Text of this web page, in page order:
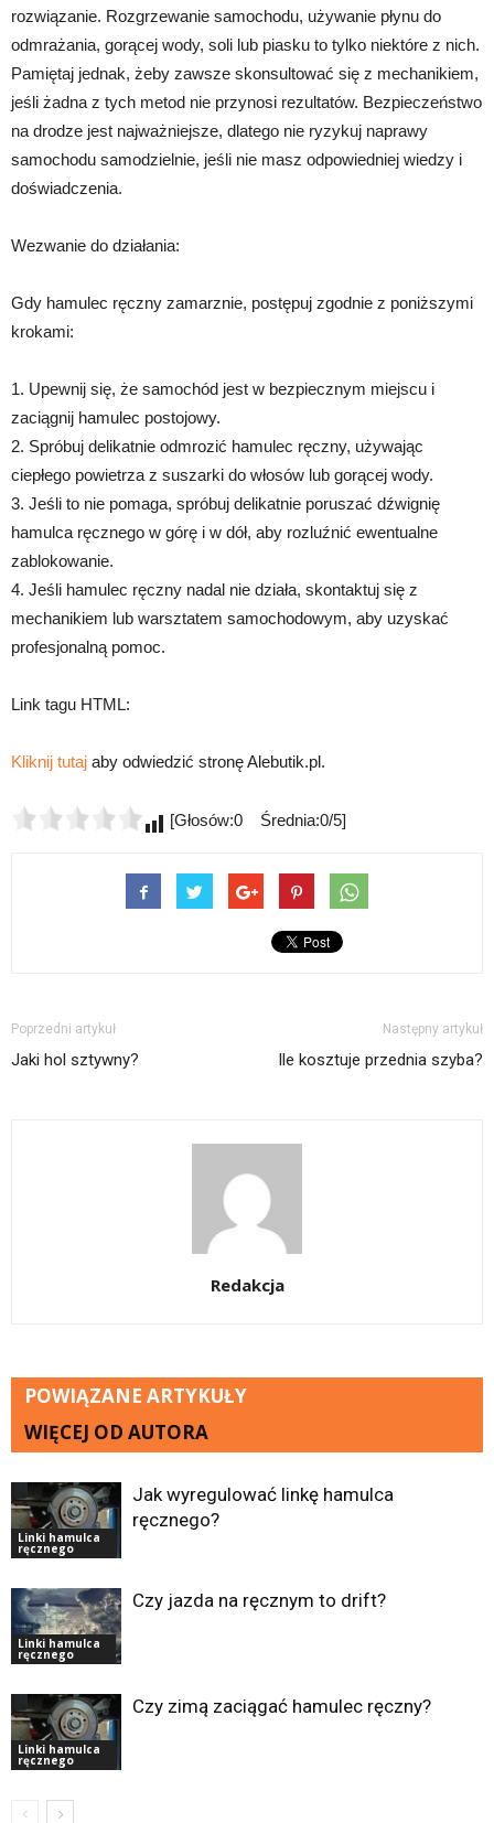
rozwiązanie. Rozgrzewanie samochodu, używanie płynu do
odmrażania, gorącej wody, soli lub piasku to tylko niektóre z nich.
Pamiętaj jednak, żeby zawsze skonsultować się z mechanikiem,
jeśli żadna z tych metod nie przynosi rezultatów. Bezpieczeństwo
na drodze jest najważniejsze, dlatego nie ryzykuj naprawy
samochodu samodzielnie, jeśli nie masz odpowiedniej wiedzy i
doświadczenia.
Wezwanie do działania:
Gdy hamulec ręczny zamarznie, postępuj zgodnie z poniższymi
krokami:
1. Upewnij się, że samochód jest w bezpiecznym miejscu i
zaciągnij hamulec postojowy.
2. Spróbuj delikatnie odmrozić hamulec ręczny, używając
ciepłego powietrza z suszarki do włosów lub gorącej wody.
3. Jeśli to nie pomaga, spróbuj delikatnie poruszać dźwignię
hamulca ręcznego w górę i w dół, aby rozluźnić ewentualne
zablokowanie.
4. Jeśli hamulec ręczny nadal nie działa, skontaktuj się z
mechanikiem lub warsztatem samochodowym, aby uzyskać
profesjonalną pomoc.
Link tagu HTML:
Kliknij tutaj aby odwiedzić stronę Alebutik.pl.
[Głosów:0 Średnia:0/5]
Poprzedni artykuł
Jaki hol sztywny?
Następny artykuł
Ile kosztuje przednia szyba?
Redakcja
POWIĄZANE ARTYKUŁY
WIĘCEJ OD AUTORA
Linki hamulca
ręcznego
Jak wyregulować linkę hamulca
ręcznego?
Linki hamulca
ręcznego
Czy jazda na ręcznym to drift?
Linki hamulca
ręcznego
Czy zimą zaciągać hamulec ręczny?